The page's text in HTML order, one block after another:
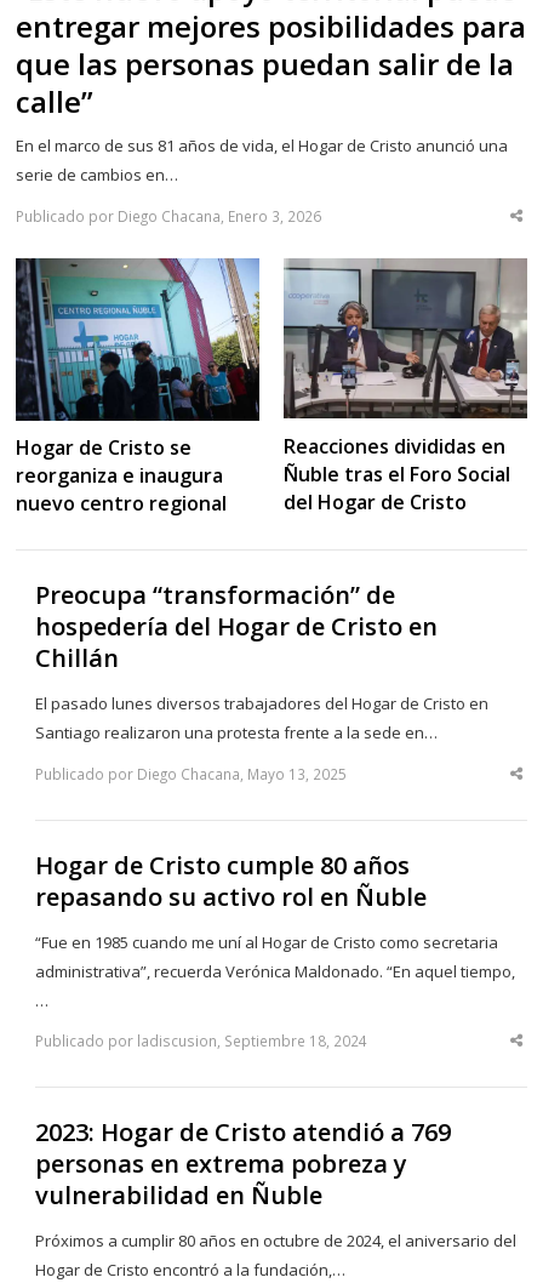
entregar mejores posibilidades para
que las personas puedan salir de la
calle”
En el marco de sus 81 años de vida, el Hogar de Cristo anunció una
serie de cambios en…
Publicado por Diego Chacana, Enero 3, 2026
Hogar de Cristo se
reorganiza e inaugura
nuevo centro regional
Reacciones divididas en
Ñuble tras el Foro Social
del Hogar de Cristo
Preocupa “transformación” de
hospedería del Hogar de Cristo en
Chillán
El pasado lunes diversos trabajadores del Hogar de Cristo en
Santiago realizaron una protesta frente a la sede en…
Publicado por Diego Chacana, Mayo 13, 2025
Hogar de Cristo cumple 80 años
repasando su activo rol en Ñuble
“Fue en 1985 cuando me uní al Hogar de Cristo como secretaria
administrativa”, recuerda Verónica Maldonado. “En aquel tiempo,
…
Publicado por ladiscusion, Septiembre 18, 2024
2023: Hogar de Cristo atendió a 769
personas en extrema pobreza y
vulnerabilidad en Ñuble
Próximos a cumplir 80 años en octubre de 2024, el aniversario del
Hogar de Cristo encontró a la fundación,…